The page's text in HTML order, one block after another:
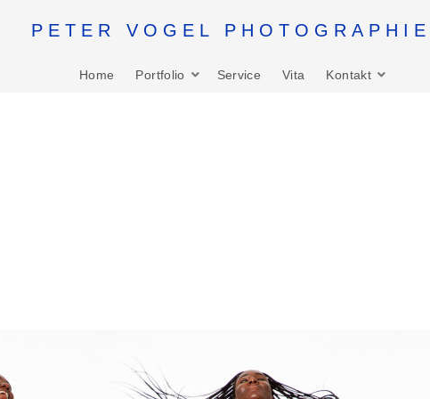
PETER VOGEL PHOTOGRAPHIE
Home Portfolio Service Vita Kontakt